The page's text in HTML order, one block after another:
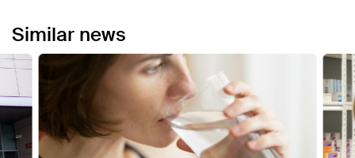
Similar news